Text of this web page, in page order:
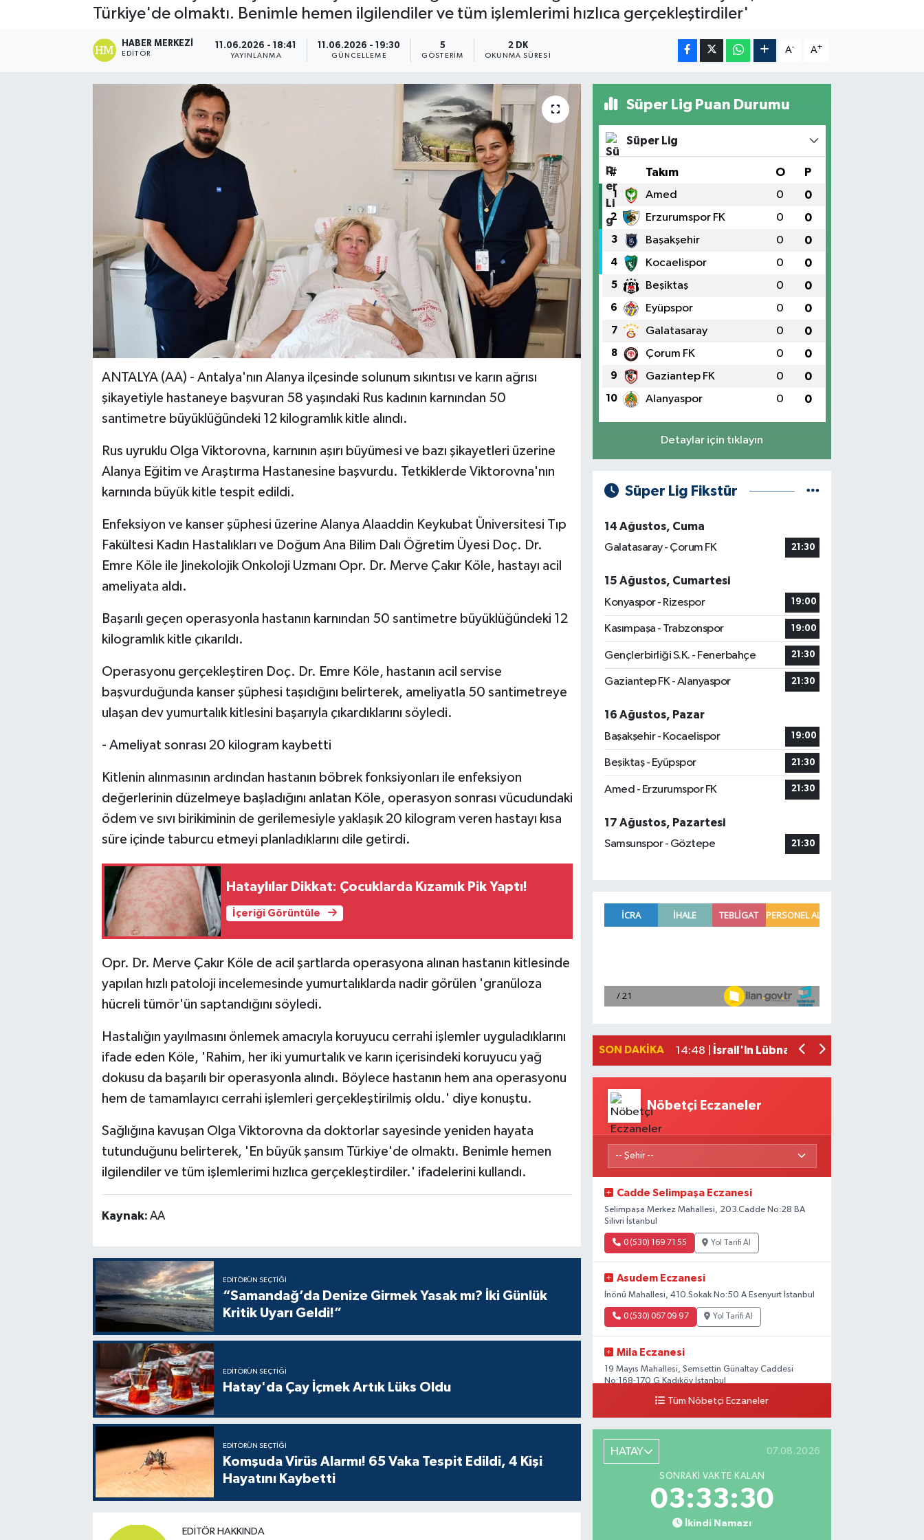
Türkiye'de olmaktı. Benimle hemen ilgilendiler ve tüm işlemlerimi hızlıca gerçekleştirdiler'
HABER MERKEZI
EDITÖR
11.06.2026 - 18:41
YAYINLANMA
11.06.2026 - 19:30
GÜNCELLEME
5
GÖSTERIM
2 DK
OKUNMA SÜRESI
A- A+
ANTALYA (AA) - Antalya'nın Alanya ilçesinde solunum sıkıntısı ve karın ağrısı
şikayetiyle hastaneye başvuran 58 yaşındaki Rus kadının karnından 50
santimetre büyüklüğündeki 12 kilogramlık kitle alındı.
Rus uyruklu Olga Viktorovna, karnının aşırı büyümesi ve bazı şikayetleri üzerine
Alanya Eğitim ve Araştırma Hastanesine başvurdu. Tetkiklerde Viktorovna'nın
karnında büyük kitle tespit edildi.
Enfeksiyon ve kanser şüphesi üzerine Alanya Alaaddin Keykubat Üniversitesi Tıp
Fakültesi Kadın Hastalıkları ve Doğum Ana Bilim Dalı Öğretim Üyesi Doç. Dr.
Emre Köle ile Jinekolojik Onkoloji Uzmanı Opr. Dr. Merve Çakır Köle, hastayı acil
ameliyata aldı.
Başarılı geçen operasyonla hastanın karnından 50 santimetre büyüklüğündeki 12
kilogramlık kitle çıkarıldı.
Operasyonu gerçekleştiren Doç. Dr. Emre Köle, hastanın acil servise
başvurduğunda kanser şüphesi taşıdığını belirterek, ameliyatla 50 santimetreye
ulaşan dev yumurtalık kitlesini başarıyla çıkardıklarını söyledi.
- Ameliyat sonrası 20 kilogram kaybetti
Kitlenin alınmasının ardından hastanın böbrek fonksiyonları ile enfeksiyon
değerlerinin düzelmeye başladığını anlatan Köle, operasyon sonrası vücudundaki
ödem ve sıvı birikiminin de gerilemesiyle yaklaşık 20 kilogram veren hastayı kısa
süre içinde taburcu etmeyi planladıklarını dile getirdi.
Hataylılar Dikkat: Çocuklarda Kızamık Pik Yaptı!
İçeriği Görüntüle
Opr. Dr. Merve Çakır Köle de acil şartlarda operasyona alınan hastanın kitlesinde
yapılan hızlı patoloji incelemesinde yumurtalıklarda nadir görülen 'granüloza
hücreli tümör'ün saptandığını söyledi.
Hastalığın yayılmasını önlemek amacıyla koruyucu cerrahi işlemler uyguladıklarını
ifade eden Köle, 'Rahim, her iki yumurtalık ve karın içerisindeki koruyucu yağ
dokusu da başarılı bir operasyonla alındı. Böylece hastanın hem ana operasyonu
hem de tamamlayıcı cerrahi işlemleri gerçekleştirilmiş oldu.' diye konuştu.
Sağlığına kavuşan Olga Viktorovna da doktorlar sayesinde yeniden hayata
tutunduğunu belirterek, 'En büyük şansım Türkiye'de olmaktı. Benimle hemen
ilgilendiler ve tüm işlemlerimi hızlıca gerçekleştirdiler.' ifadelerini kullandı.
Kaynak: AA
EDITÖRÜN SEÇTIĞI
“Samandağ’da Denize Girmek Yasak mı? İki Günlük
Kritik Uyarı Geldi!”
EDITÖRÜN SEÇTIĞI
Hatay'da Çay İçmek Artık Lüks Oldu
EDITÖRÜN SEÇTIĞI
Komşuda Virüs Alarmı! 65 Vaka Tespit Edildi, 4 Kişi
Hayatını Kaybetti
EDITÖR HAKKINDA
Süper Lig Puan Durumu
Süper Lig
# Takım O P
1 Amed 0 0
2 Erzurumspor FK 0 0
3 Başakşehir 0 0
4 Kocaelispor 0 0
5 Beşiktaş 0 0
6 Eyüpspor 0 0
7 Galatasaray 0 0
8 Çorum FK 0 0
9 Gaziantep FK 0 0
10 Alanyaspor 0 0
Detaylar için tıklayın
Süper Lig Fikstür
14 Ağustos, Cuma
Galatasaray - Çorum FK
21:30
15 Ağustos, Cumartesi
Konyaspor - Rizespor
19:00
Kasımpaşa - Trabzonspor 19:00
Gençlerbirliği S.K. - Fenerbahçe 21:30
Gaziantep FK - Alanyaspor 21:30
16 Ağustos, Pazar
Başakşehir - Kocaelispor
19:00
Beşiktaş - Eyüpspor 21:30
Amed - Erzurumspor FK 21:30
17 Ağustos, Pazartesi
Samsunspor - Göztepe
21:30
SON DAKIKA
Japonya'nın güneyine ilerleyen
14:48 |
İsrail'in Lübnan ordusuna ait iş
Nöbetçi Eczaneler
Cadde Selimpaşa Eczanesi
Selimpaşa Merkez Mahallesi, 203.Cadde No:28 BA
Silivri İstanbul
0 (530) 169 71 55 Yol Tarifi Al
Asudem Eczanesi
İnönü Mahallesi, 410.Sokak No:50 A Esenyurt İstanbul
0 (530) 067 09 97 Yol Tarifi Al
Mila Eczanesi
19 Mayıs Mahallesi, Şemsettin Günaltay Caddesi
No:168-170 G Kadıköy İstanbul
0 (216) 514 23 73 Yol Tarifi Al
Gültepe Hayat Eczanesi
Ortabayır Mahallesi, Talatpaşa Caddesi, No:123 A
Gültepe Kağıthane İstanbul
0 (212) 270 59 75 Yol Tarifi Al
Gedikpaşa Eczanesi
Tüm Nöbetçi Eczaneler
HATAY 07.08.2026
SONRAKI VAKTE KALAN
03:33:29
İkindi Namazı